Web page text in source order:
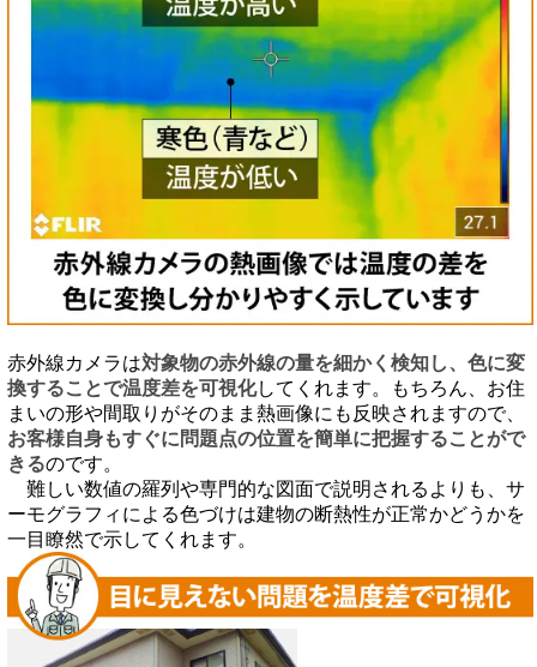
赤外線カメラは対象物の赤外線の量を細かく検知し、色に変
換することで温度差を可視化してくれます。もちろん、お住
まいの形や間取りがそのまま熱画像にも反映されますので、
お客様自身もすぐに問題点の位置を簡単に把握することがで
きるのです。
難しい数値の羅列や専門的な図面で説明されるよりも、サ
ーモグラフィによる色づけは建物の断熱性が正常かどうかを
一目瞭然で示してくれます。